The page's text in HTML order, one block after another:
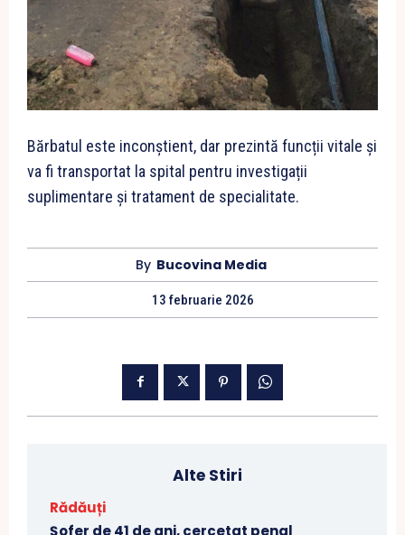
Bărbatul este inconștient, dar prezintă funcții vitale și
va fi transportat la spital pentru investigații
suplimentare și tratament de specialitate.
By Bucovina Media
13 februarie 2026
Alte Stiri
Rădăuți
Șofer de 41 de ani, cercetat penal